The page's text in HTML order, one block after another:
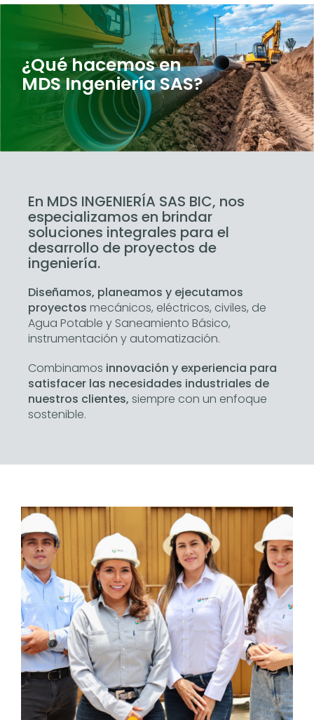
¿Qué hacemos en
MDS Ingeniería SAS?
En MDS INGENIERÍA SAS BIC, nos
especializamos en brindar
soluciones integrales para el
desarrollo de proyectos de
ingeniería.
Diseñamos, planeamos y ejecutamos
proyectos mecánicos, eléctricos, civiles, de
Agua Potable y Saneamiento Básico,
instrumentación y automatización.
Combinamos innovación y experiencia para
satisfacer las necesidades industriales de
nuestros clientes, siempre con un enfoque
sostenible.